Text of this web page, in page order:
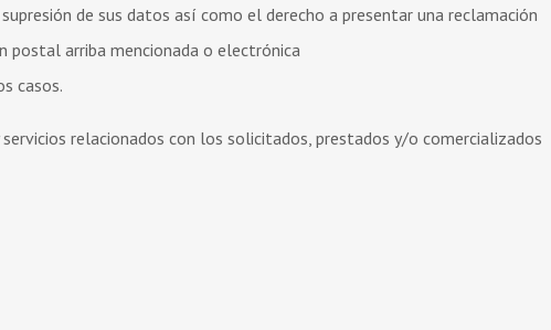
de sus datos así como el derecho a presentar una reclamación
postal arriba mencionada o electrónica
casos.
relacionados con los solicitados, prestados y/o comercializados